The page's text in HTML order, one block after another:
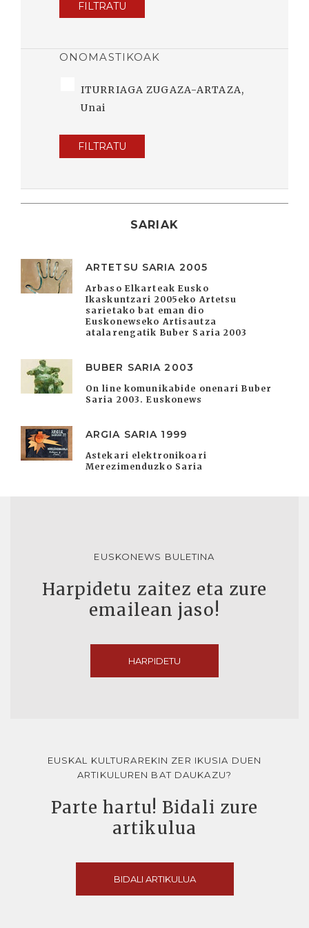
FILTRATU
ONOMASTIKOAK
ITURRIAGA ZUGAZA-ARTAZA,
Unai
FILTRATU
SARIAK
ARTETSU SARIA 2005
Arbaso Elkarteak Eusko
Ikaskuntzari 2005eko Artetsu
sarietako bat eman dio
Euskonewseko Artisautza
atalarengatik Buber Saria 2003
BUBER SARIA 2003
On line komunikabide onenari Buber
Saria 2003. Euskonews
ARGIA SARIA 1999
Astekari elektronikoari
Merezimenduzko Saria
EUSKONEWS BULETINA
Harpidetu zaitez eta zure
emailean jaso!
HARPIDETU
EUSKAL KULTURAREKIN ZER IKUSIA DUEN
ARTIKULUREN BAT DAUKAZU?
Parte hartu! Bidali zure
artikulua
BIDALI ARTIKULUA